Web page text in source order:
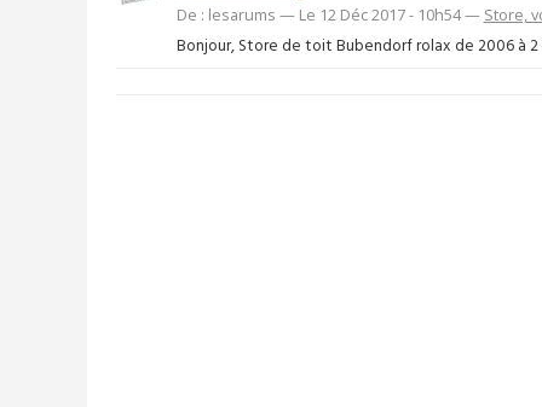
De : lesarums — Le 12 Déc 2017 - 10h54 — Store,
Bonjour, Store de toit Bubendorf rolax de 2006 à